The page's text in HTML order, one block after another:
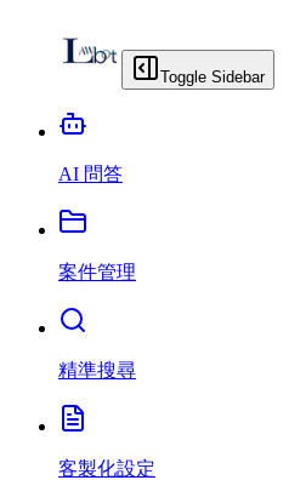
Toggle Sidebar
AI 問答
案件管理
精準搜尋
客製化設定